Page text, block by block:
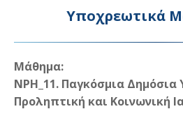
Υποχρεωτικά
Μάθημα:
NPH_11. Παγκόσμια
Προληπτική και Κοινωνική